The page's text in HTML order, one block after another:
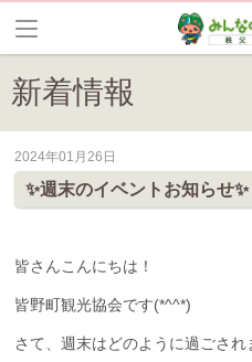
新着情報
皆野町のイベントやお祭り、花
2024年01月26日
✨️週末のイベントお知らせ✨️
皆さんこんにちは！
皆野町観光協会です(*^^*)
さて、週末はどのように過ごされ